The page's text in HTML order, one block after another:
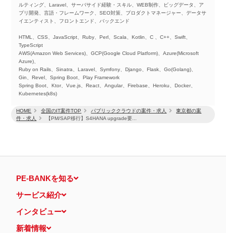
HOME 全国のIT案件TOP パブリッククラウドの案件・求人
東京都の案
件・求人
【PM/SAP移行】S4HANA upgrade要...
ルティング、Laravel、サーバサイド経験・スキル、WEB制作、ビッグデータ、ア
プリ開発、言語・フレームワーク、SEO対策、プロダクトマネージャー、データサ
イエンティスト、フロントエンド、バックエンド
HTML、CSS、JavaScript、Ruby、Perl、Scala、Kotlin、C 、C++、Swift、
TypeScript
AWS(Amazon Web Services)、GCP(Google Cloud Platform)、Azure(Microsoft
Azure)、
Ruby on Rails、Sinatra、Laravel、Symfony、Django、Flask、Go(Golang)、
Gin、Revel、Spring Boot、Play Framework
Spring Boot、Ktor、Vue.js、React、Angular、Firebase、Heroku、Docker、
Kubernetes(k8s)
PE-BANKを知る
サービス紹介
インタビュー
新着情報